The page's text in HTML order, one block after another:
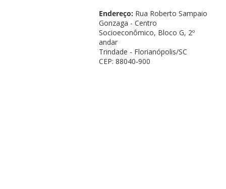
Endereço: Rua Roberto Sampaio
Gonzaga - Centro
Socioeconômico, Bloco G, 2º
andar
Trindade - Florianópolis/SC
CEP: 88040-900